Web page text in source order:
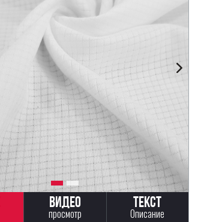
Видео
просмотр
Текст
Описание